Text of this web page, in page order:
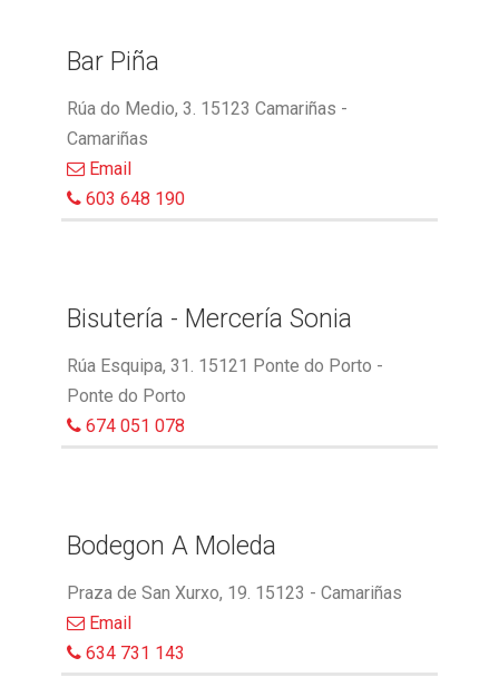
Bar Piña
Rúa do Medio, 3. 15123 Camariñas -
Camariñas
Email
603 648 190
Bisutería - Mercería Sonia
Rúa Esquipa, 31. 15121 Ponte do Porto -
Ponte do Porto
674 051 078
Bodegon A Moleda
Praza de San Xurxo, 19. 15123 - Camariñas
Email
634 731 143